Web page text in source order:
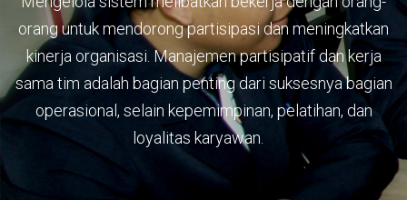
orang untuk mendorong partisipasi dan meningkatkan
kinerja organisasi. Manajemen partisipatif dan kerja
sama tim adalah bagian penting dari suksesnya bagian
operasional, selain kepemimpinan, pelatihan, dan
loyalitas karyawan.